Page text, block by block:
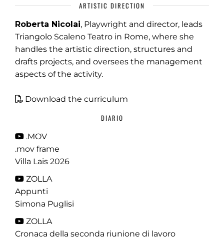
ARTISTIC DIRECTION
Roberta Nicolai, Playwright and director, leads
Triangolo Scaleno Teatro in Rome, where she
handles the artistic direction, structures and
drafts projects, and oversees the management
aspects of the activity.
Download the curriculum
DIARIO
.MOV
.mov frame
Villa Lais 2026
ZOLLA
Appunti
Simona Puglisi
ZOLLA
Cronaca della seconda riunione di lavoro